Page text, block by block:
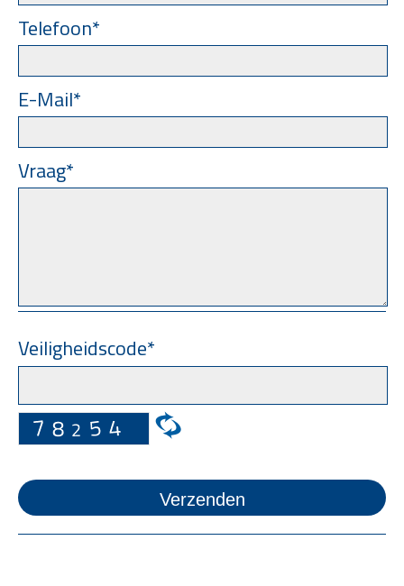
Telefoon*
E-Mail*
Vraag*
Veiligheidscode*